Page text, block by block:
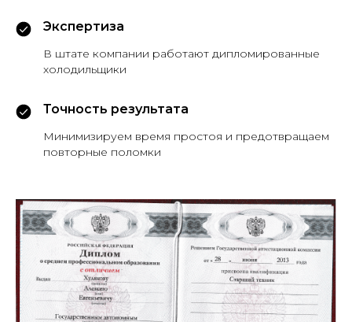
Экспертиза
В штате компании работают дипломированные
холодильщики
Точность результата
Минимизируем время простоя и предотвращаем
повторные поломки